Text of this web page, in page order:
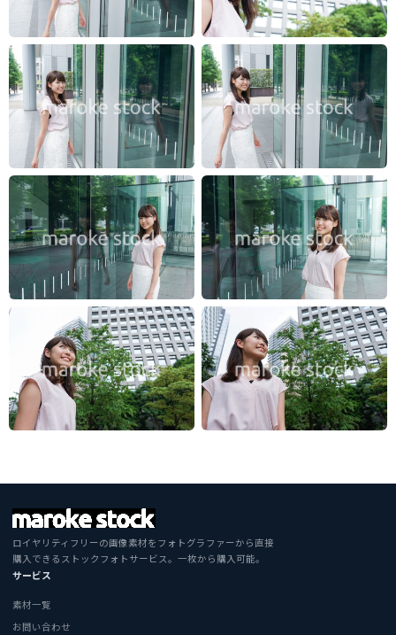
ロイヤリティフリーの画像素材をフォトグラファーから直接
購入できるストックフォトサービス。一枚から購入可能。
サービス
素材一覧
お問い合わせ